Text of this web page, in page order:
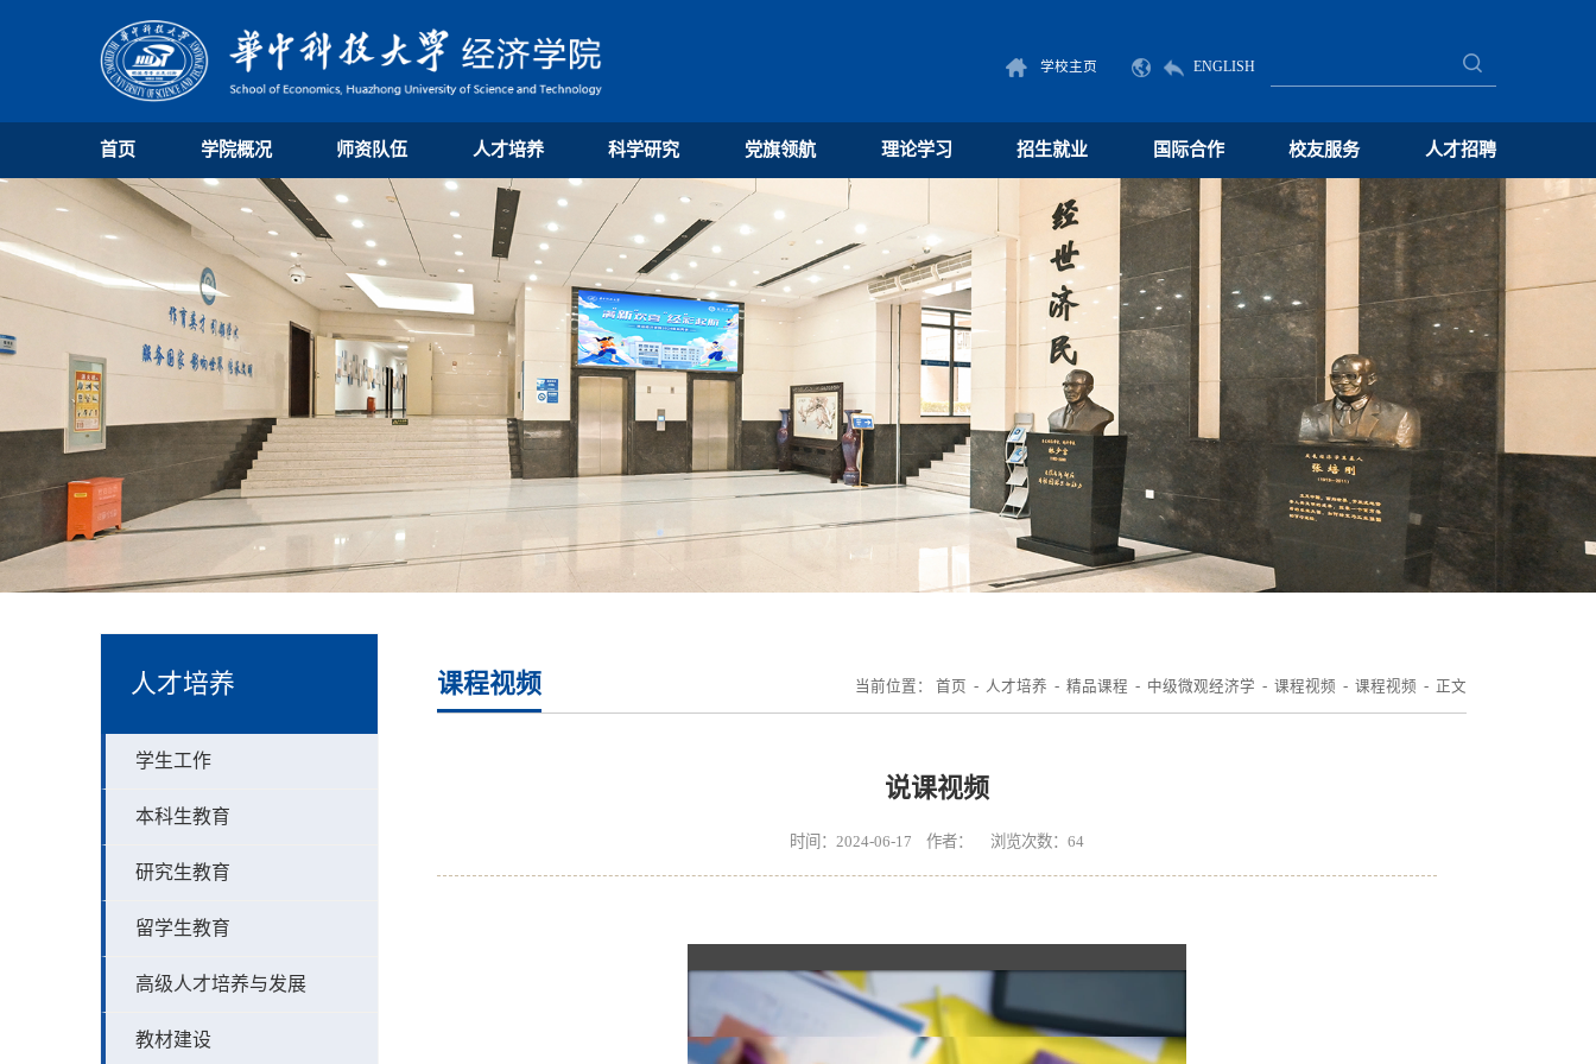
学校主页 ENGLISH
首页 学院概况 师资队伍 人才培养 科学研究 党旗领航 理论学习 招生就业 国际合作 校友服务 人才招聘
人才培养
学生工作
本科生教育
研究生教育
留学生教育
高级人才培养与发展
教材建设
课程视频 当前位置： 首页 - 人才培养 - 精品课程 - 中级微观经济学 - 课程视频 - 课程视频 - 正文
说课视频
时间：2024-06-17 作者： 浏览次数： 64